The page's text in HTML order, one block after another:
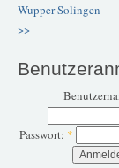
WupperSolingen
>>
Passwort: *